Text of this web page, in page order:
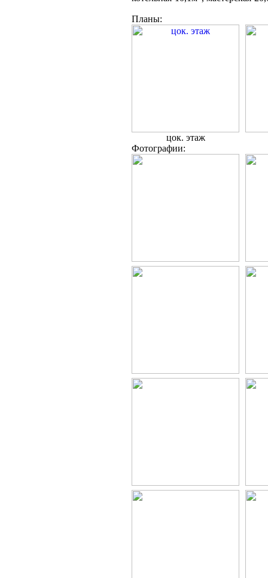
Планы:
цок. этаж
Фотографии: